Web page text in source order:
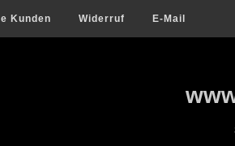
Kunden Widerruf E-Mail